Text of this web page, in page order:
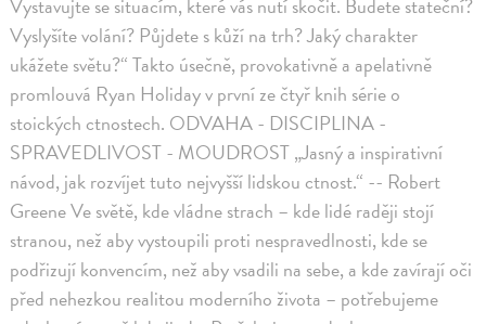
Vyslyšíte volání? Půjdete s kůží na trh? Jaký charakter
ukážete světu?“ Takto úsečně, provokativně a apelativně
promlouvá Ryan Holiday v první ze čtyř knih série o
stoických ctnostech. ODVAHA - DISCIPLINA -
SPRAVEDLIVOST - MOUDROST „Jasný a inspirativní
návod, jak rozvíjet tuto nejvyšší lidskou ctnost.“ -- Robert
Greene Ve světě, kde vládne strach – kde lidé raději stojí
stranou, než aby vystoupili proti nespravedlnosti, kde se
podřizují konvencím, než aby vsadili na sebe, a kde zavírají oči
před nehezkou realitou moderního života – potřebujeme